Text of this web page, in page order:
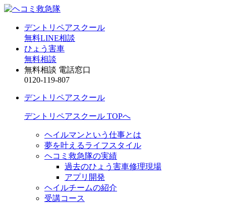
デントリペアスクール
無料LINE相談
ひょう害車
無料相談
無料相談 電話窓口
0120-119-807
デントリペアスクール
デントリペアスクール TOPへ
ヘイルマンという仕事とは
夢を叶えるライフスタイル
ヘコミ救急隊の実績
過去のひょう害車修理現場
アプリ開発
ヘイルチームの紹介
受講コース